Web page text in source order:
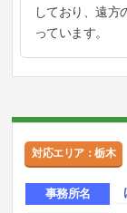
しており、遠方
っています。
対応エリア：栃木
事務所名